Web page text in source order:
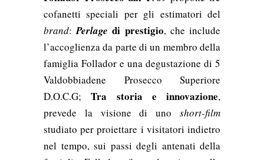
cofanetti speciali per gli estimatori del
brand:Perlage di prestigio, che include
l’accoglienza da parte di un membro della
famiglia Follador e una degustazione di 5
Valdobbiadene Prosecco Superiore
D.O.C.G;Tra storia e innovazione,
prevede la visione di uno short-film
studiato per proiettare i visitatori indietro
nel tempo, sui passi degli antenati della